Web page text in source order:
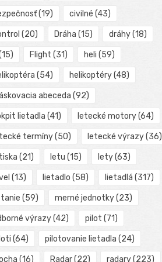
(19) civilné (43)
(20) Dráha (15) dráhy(18)
Flight (31) heli (59)
(54) helikoptéry(48)
abeceda (92)
lietadla (41) letecké motory(64)
termíny(50) letecké výrazy(36)
(21) letu (15) lety(63)
(13) lietadlo (58) lietadlá (317)
(59) merné jednotky(23)
výrazy(42) pilot (71)
(64) pilotovanie lietadla (24)
(16) Radar(22) radary(223)